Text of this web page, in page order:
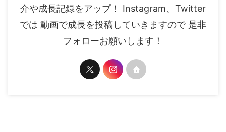
介や成長記録をアップ！ Instagram、Twitter
では 動画で成長を投稿していきますので 是非
フォローお願いします！